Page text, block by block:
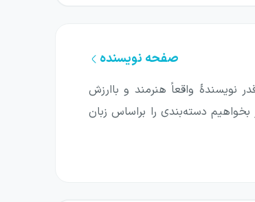
شرایطی غیرعادی مواجه می‌شوند و
خانگی مانند سگ، گربه، همستر
و کارکردشان را دوباره تعریف
مانند نجات، مراقبت،
صفحه نویسنده
نویسندهٔ واقعاً هنرمند و باارزش
دسته‌بندی را براساس زبان